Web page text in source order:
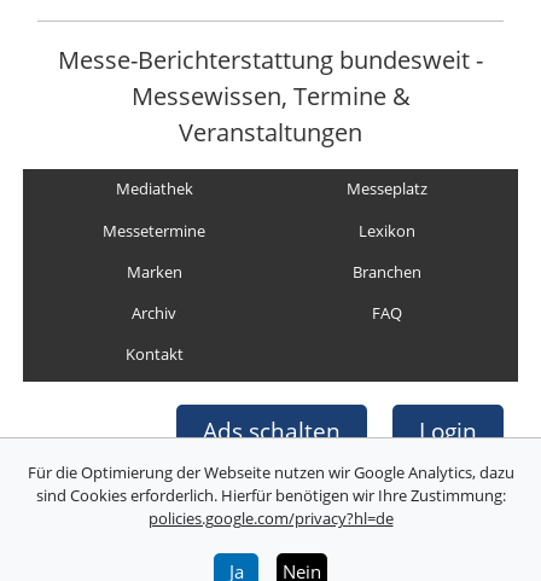
Messe-Berichterstattung bundesweit -
Messewissen, Termine &
Veranstaltungen
Mediathek
Messeplatz
Messetermine
Lexikon
Marken
Branchen
Archiv
FAQ
Kontakt
Ads schalten Login
Copyright © Deutsche Messefilm & Medien GmbH
Folgen Sie uns:
Für die Optimierung der Webseite nutzen wir Google Analytics, dazu
sind Cookies erforderlich. Hierfür benötigen wir Ihre Zustimmung:
policies.google.com/privacy?hl=de
Ja Nein